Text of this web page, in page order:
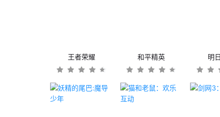
王者荣耀 和平精英 明